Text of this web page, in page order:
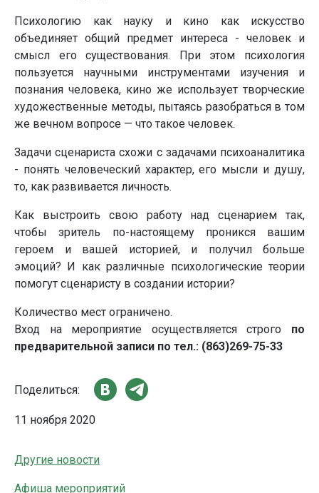
Психологию как науку и кино как искусство
объединяет общий предмет интереса - человек и
смысл его существования. При этом психология
пользуется научными инструментами изучения и
познания человека, кино же использует творческие
художественные методы, пытаясь разобраться в том
же вечном вопросе — что такое человек.
Задачи сценариста схожи с задачами психоаналитика
- понять человеческий характер, его мысли и душу,
то, как развивается личность.
Как выстроить свою работу над сценарием так,
чтобы зритель по-настоящему проникся вашим
героем и вашей историей, и получил больше
эмоций? И как различные психологические теории
помогут сценаристу в создании истории?
Количество мест ограничено.
Вход на мероприятие осуществляется строго по
предварительной записи по тел.: (863)269-75-33
Поделиться:
11 ноября 2020
Другие новости
Афиша мероприятий